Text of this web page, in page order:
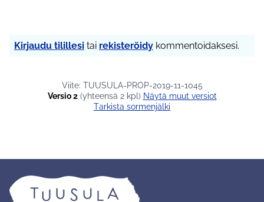
Kirjaudu tilillesi tai rekisteröidy kommentoidaksesi.
Viite: TUUSULA-PROP-2019-11-1045
Versio 2(yhteensä 2 kpl)
näytä muut versiot
Tarkista sormenjälki